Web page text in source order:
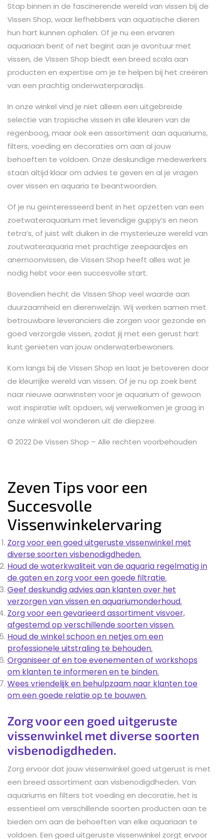
Stap binnen in de fascinerende wereld van vissen bij de
Vissen Shop, waar liefhebbers van aquatische dieren
hun hart kunnen ophalen. Of je nu een ervaren
aquariaan bent of net begint aan je avontuur met
vissen, de Vissen Shop biedt een breed scala aan
producten en expertise om je te helpen bij het creëren
van een prachtig onderwaterparadijs.
In onze winkel vind je niet alleen een uitgebreide
selectie van tropische vissen in alle kleuren van de
regenboog, maar ook een assortiment aan aquariums,
filters, voeding en decoraties om aan al jouw
behoeften te voldoen. Onze deskundige medewerkers
staan altijd klaar om advies te geven en al je vragen
over vissen en aquaria te beantwoorden.
Of je nu geïnteresseerd bent in het opzetten van een
zoetwateraquarium met levendige guppy’s en neon
tetra’s, of juist wilt duiken in de mysterieuze wereld van
zoutwateraquaria met prachtige zeepaardjes en
anemoonvissen, de Vissen Shop heeft alles wat je
nodig hebt voor een succesvolle start.
Bovendien hecht de Vissen Shop veel waarde aan
duurzaamheid en dierenwelzijn. Wij werken samen met
betrouwbare leveranciers die zorgen voor gezonde en
goed verzorgde vissen, zodat jij met een gerust hart
kunt genieten van jouw onderwaterbewoners.
Kom langs bij de Vissen Shop en laat je betoveren door
de kleurrijke wereld van vissen. Of je nu op zoek bent
naar nieuwe aanwinsten voor je aquarium of gewoon
wat inspiratie wilt opdoen, wij verwelkomen je graag in
onze winkel vol wonderen uit de diepzee.
© 2022 De Vissen Shop – Alle rechten voorbehouden
Zeven Tips voor een
Succesvolle
Vissenwinkelervaring
Zorg voor een goed uitgeruste vissenwinkel met
diverse soorten visbenodigdheden.
Houd de waterkwaliteit van de aquaria regelmatig in
de gaten en zorg voor een goede filtratie.
Geef deskundig advies aan klanten over het
verzorgen van vissen en aquariumonderhoud.
Zorg voor een gevarieerd assortiment visvoer,
afgestemd op verschillende soorten vissen.
Houd de winkel schoon en netjes om een
professionele uitstraling te behouden.
Organiseer af en toe evenementen of workshops
om klanten te informeren en te binden.
Wees vriendelijk en behulpzaam naar klanten toe
om een goede relatie op te bouwen.
Zorg voor een goed uitgeruste
vissenwinkel met diverse soorten
visbenodigdheden.
Zorg ervoor dat jouw vissenwinkel goed uitgerust is met
een breed assortiment aan visbenodigdheden. Van
aquariums en filters tot voeding en decoratie, het is
essentieel om verschillende soorten producten aan te
bieden om aan de behoeften van elke aquariaan te
voldoen. Een goed uitgeruste vissenwinkel zorgt ervoor